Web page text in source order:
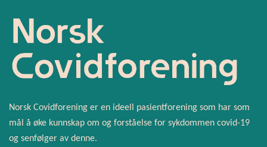
Norsk Covidforening er en ideell pasientforening som har som
mål å øke kunnskap om og forståelse for sykdommen covid-19
og senfølger av denne.